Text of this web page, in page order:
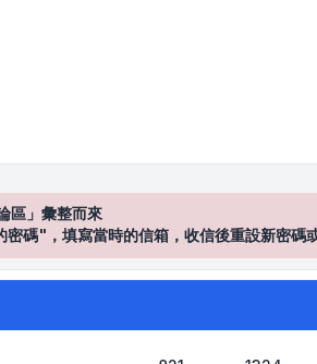
區」彙整而來
"，填寫當時的信箱，收信後重設新密碼或